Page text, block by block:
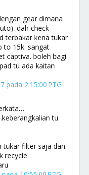
gear dimana
dah check
terbakar kena tukar
to 15k. sangat
captiva. boleh bagi
tu ada kaitan
pada 2:15:00 PTG
tu
tukar filter saja dan
recycle